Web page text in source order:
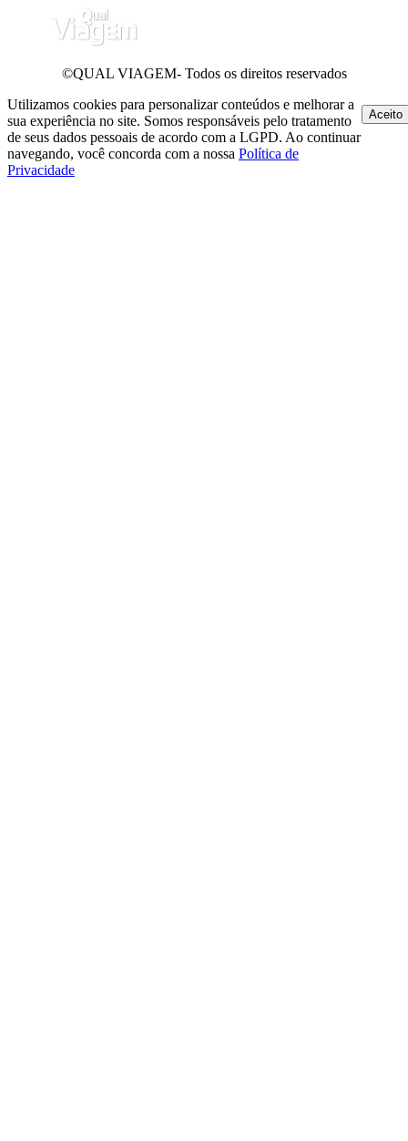
©QUAL VIAGEM- Todos os direitos reservados
Utilizamos cookies para personalizar conteúdos e melhorar a
sua experiência no site. Somos responsáveis pelo tratamento
de seus dados pessoais de acordo com a LGPD. Ao continuar
navegando, você concorda com a nossa Política de
Privacidade
Aceito